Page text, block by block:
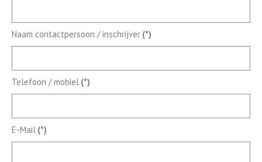
Naam contactpersoon / inschrijver (*)
Telefoon / mobiel (*)
E-Mail (*)